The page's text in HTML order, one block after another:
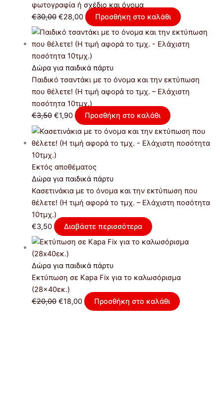
φωτογραφία ή σχέδιο και όνομα
€30,00 €28,00 Προσθήκη στο καλάθι
Δώρα για παιδικά πάρτυ
Παιδικό τσαντάκι με το όνομα και την εκτύπωση
που θέλετε! (Η τιμή αφορά το τμχ. – Ελάχιστη
ποσότητα 10τμχ.)
€3,50 €1,90 Προσθήκη στο καλάθι
Εκτός αποθέματος
Δώρα για παιδικά πάρτυ
Κασετινάκια με το όνομα και την εκτύπωση που
θέλετε! (Η τιμή αφορά το τμχ. – Ελάχιστη ποσότητα
10τμχ.)
€3,50 Διαβάστε περισσότερα
Δώρα για παιδικά πάρτυ
Εκτύπωση σε Kapa Fix για το καλωσόρισμα
(28×40εκ.)
€20,00 €18,00 Προσθήκη στο καλάθι